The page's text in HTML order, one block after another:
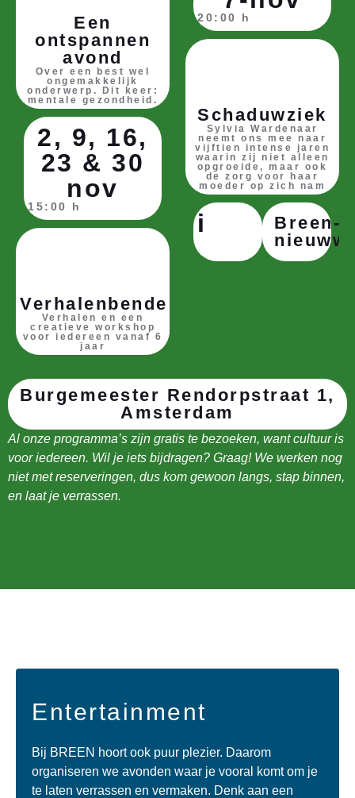
Een
ontspannen
avond
Over een best wel
ongemakkelijk
onderwerp. Dit keer:
mentale gezondheid.
2, 9, 16,
23 & 30
nov
15:00 h
Verhalenbende
Verhalen en een
creatieve workshop
voor iedereen vanaf 6
jaar
20:00 h
Schaduwziek
Sylvia Wardenaar
neemt ons mee naar
vijftien intense jaren
waarin zij niet alleen
opgroeide, maar ook
de zorg voor haar
moeder op zich nam
i
Breen-
Burgemeester Rendorpstraat 1,
Amsterdam
Al onze programma’s zijn gratis te bezoeken, want cultuur is
voor iedereen. Wil je iets bijdragen? Graag! We werken nog
niet met reserveringen, dus kom gewoon langs, stap binnen,
en laat je verrassen.
Entertainment
Bij BREEN hoort ook puur plezier. Daarom
organiseren we avonden waar je vooral komt om je
te laten verrassen en vermaken. Denk aan een